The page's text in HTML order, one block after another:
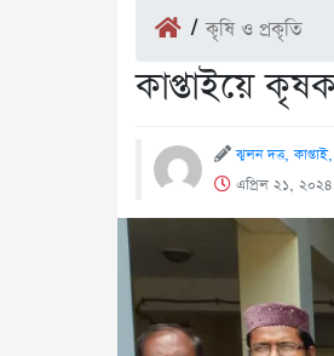
/কৃষি ও প্রকৃতি
কাপ্তাইয়ে
ঝুলন দত্ত, কাপ্তাই,
এপ্রিল ২১,